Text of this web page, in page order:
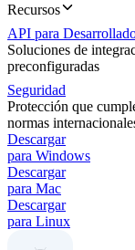
Recursos
API para
Soluciones de
preconfiguradas
Seguridad
Protección que
normas
Descargar
para Windows
Descargar
para Mac
Descargar
para Linux